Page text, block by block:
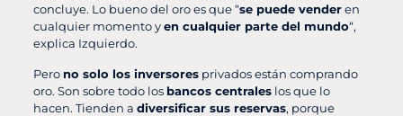
concluye. Lo bueno del oro es que “se puede venderen
cualquier momento yen cualquier parte del mundo“,
explica Izquierdo.
Pero no solo los inversoresprivados están comprando
oro. Son sobre todo los bancos centraleslos que lo
hacen. Tienden a diversificar sus reservas, porque